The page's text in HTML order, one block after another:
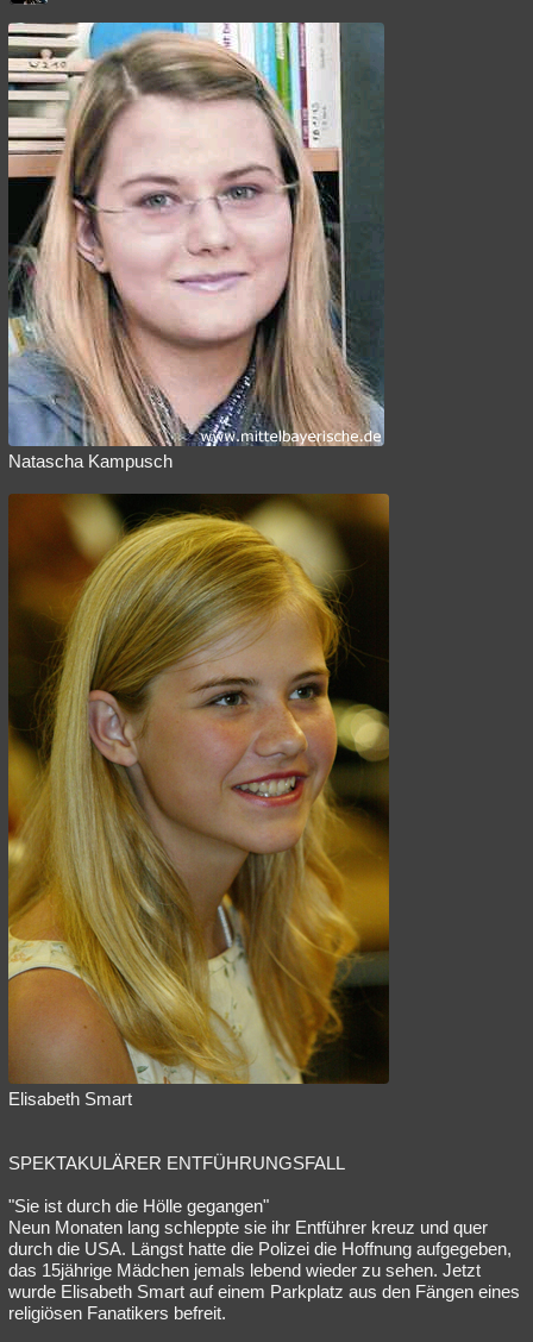
Natascha Kampusch
Elisabeth Smart
SPEKTAKULÄRER ENTFÜHRUNGSFALL
"Sie ist durch die Hölle gegangen"
Neun Monaten lang schleppte sie ihr Entführer kreuz und quer
durch die USA. Längst hatte die Polizei die Hoffnung aufgegeben,
das 15jährige Mädchen jemals lebend wieder zu sehen. Jetzt
wurde Elisabeth Smart auf einem Parkplatz aus den Fängen eines
religiösen Fanatikers befreit.